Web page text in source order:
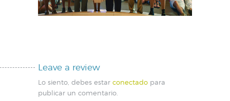
Leave a review
Lo siento, debes estar conectado para
publicar un comentario.